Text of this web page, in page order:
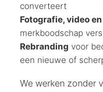
converteert
Fotografie, video
merkboodschap
Rebranding voor
een nieuwe of
We werken zonder